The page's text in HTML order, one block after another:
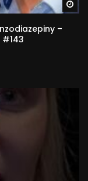
–
#143